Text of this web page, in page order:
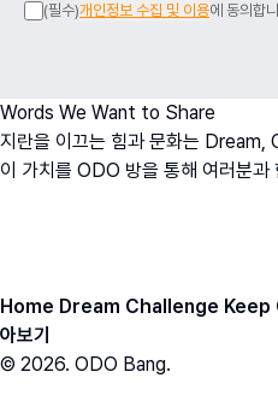
(필수)개인정보 수집 및 이용에 동의합
Words We Want to Share
지란을 이끄는 힘과 문화는
이 가치를 ODO 방을 통해 여러분과
Home Dream Challenge Keep
아보기
© 2026. ODO Bang.